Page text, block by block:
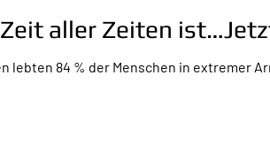
aller Zeiten
lebten 84 % der Menschen in extremer